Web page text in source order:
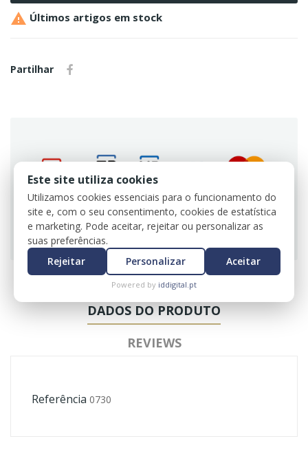
 Últimos artigos em stock
Partilhar
Utilizamos certificados SSL para sua e nossa
segurança.
DADOS DO PRODUTO
REVIEWS
Referência 0730
Este site utiliza cookies
Utilizamos cookies essenciais para o funcionamento do
site e, com o seu consentimento, cookies de estatística
e marketing. Pode aceitar, rejeitar ou personalizar as
suas preferências.
Rejeitar
Personalizar Aceitar
Powered by iddigital.pt